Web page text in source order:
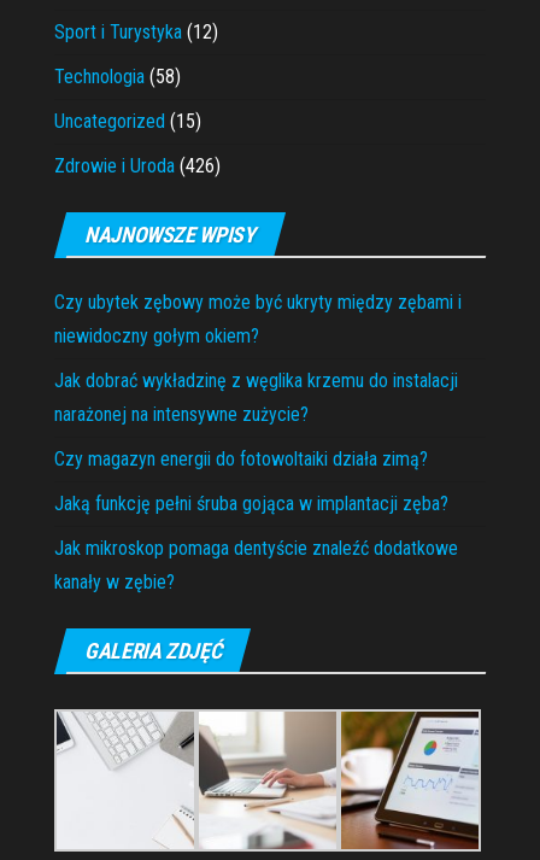
Sport i Turystyka (12)
Technologia (58)
Uncategorized (15)
Zdrowie i Uroda (426)
NAJNOWSZE WPISY
Czy ubytek zębowy może być ukryty między zębami i
niewidoczny gołym okiem?
Jak dobrać wykładzinę z węglika krzemu do instalacji
narażonej na intensywne zużycie?
Czy magazyn energii do fotowoltaiki działa zimą?
Jaką funkcję pełni śruba gojąca w implantacji zęba?
Jak mikroskop pomaga dentyście znaleźć dodatkowe
kanały w zębie?
GALERIA ZDJĘĆ